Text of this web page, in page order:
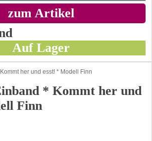
zum Artikel
Auf Lager
* Kommt her und
Finn